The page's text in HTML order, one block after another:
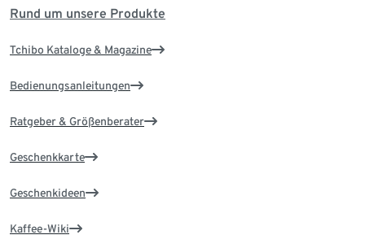
Rund um unsere Produkte
Tchibo Kataloge & Magazine
Bedienungsanleitungen
Ratgeber & Größenberater
Geschenkkarte
Geschenkideen
Kaffee-Wiki